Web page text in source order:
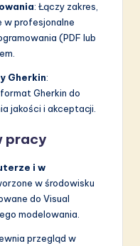
: Łączy zakres,
w profesjonalne
(PDF lub
Gherkin:
Gherkin do
jakości i akceptacji.
pracy
i w
w środowisku
do Visual
modelowania.
przegląd w